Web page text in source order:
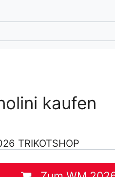
ausfüllen
kaufen
TRIKOTSHOP